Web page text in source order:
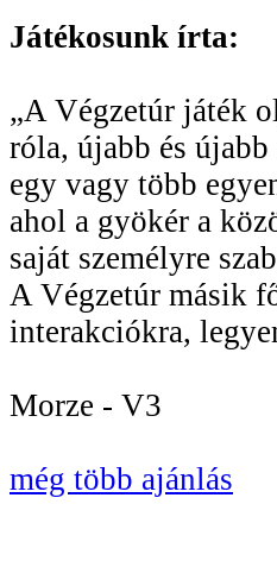
Játékosunk írta:
„A Végzetúr játék
róla, újabb és
egy vagy több
ahol a gyökér a
saját személyre
A Végzetúr másik
interakciókra,
Morze - V3
még több ajánlás